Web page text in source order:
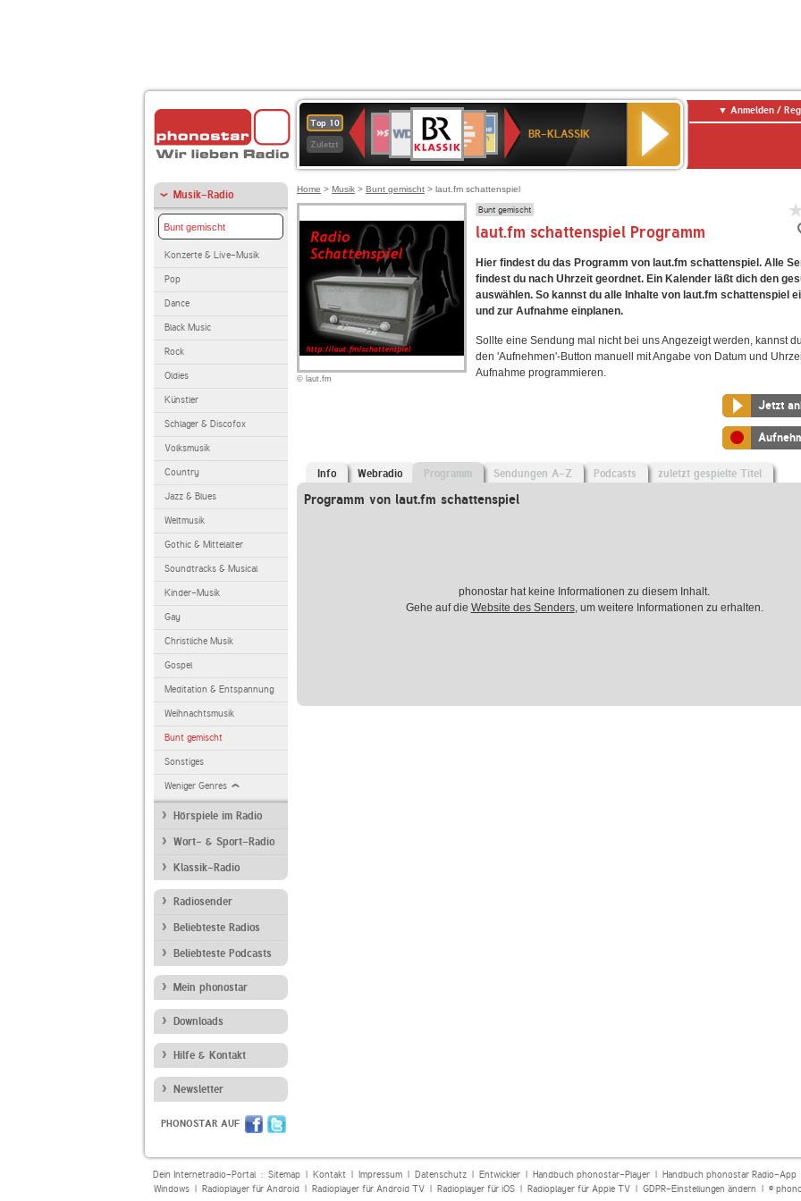
Top 10
Zuletzt
Deutschlandfunk
80er
90er
OLDIE
ANTENNE
4
BR-
KLASSIK
Deutschlandfunk
Kultur
ANTENNE
BAYERN
SWR
Kultur
NDR
2
BR-KLASSIK
Anmelden /
Musik-Radio
Bunt gemischt
Konzerte & Live-Musik
Pop
Dance
Black Music
Rock
Oldies
Künstler
Schlager & Discofox
Volksmusik
Country
Jazz & Blues
Weltmusik
Gothic & Mittelalter
Soundtracks & Musical
Kinder-Musik
Gay
Christliche Musik
Gospel
Meditation & Entspannung
Weihnachtsmusik
Bunt gemischt
Sonstiges
Weniger Genres
Hörspiele im Radio
Wort- & Sport-Radio
Klassik-Radio
Radiosender
Beliebteste Radios
Beliebteste Podcasts
Mein phonostar
Downloads
Hilfe & Kontakt
Newsletter
PHONOSTAR AUF
Home > Musik > Bunt gemischt > laut.fm schattenspiel
© laut.fm
Bunt gemischt
laut.fm schattenspiel Programm
Hier findest du das Programm von laut.fm schattenspiel. Alle
findest du nach Uhrzeit geordnet. Ein Kalender läßt dich den
auswählen. So kannst du alle Inhalte von laut.fm schattenspiel
und zur Aufnahme einplanen.
Sollte eine Sendung mal nicht bei uns Angezeigt werden, kannst
den 'Aufnehmen'-Button manuell mit Angabe von Datum und
Aufnahme programmieren.
Jetzt
Info Webradio Programm Sendungen A-Z Podcasts zuletzt gespielte Titel
Programm von laut.fm schattenspiel
phonostar hat keine Informationen zu diesem Inhalt.
Gehe auf die Website des Senders, um weitere Informationen zu erhalten.
Dein Internetradio-Portal : Sitemap| Kontakt| Impressum| Datenschutz| Entwickler| Handbuch phonostar-Player| Handbuch phonostar Radio-App
Windows| Radioplayer für Android| Radioplayer für Android TV| Radioplayer für iOS| Radioplayer für Apple TV| GDPR-Einstellungen ändern | ©